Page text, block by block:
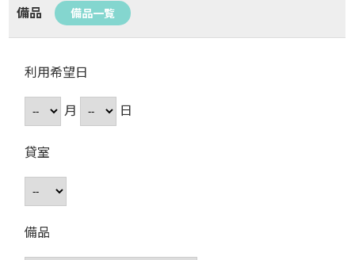
備品 備品一覧
利用希望日
月
日
貸室
備品